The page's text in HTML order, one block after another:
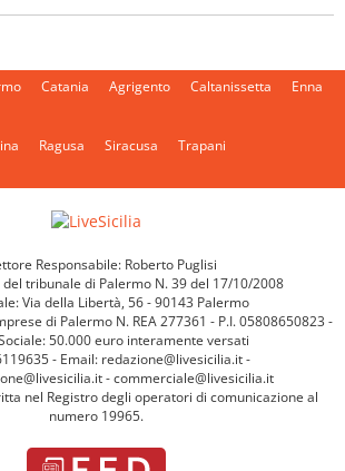
Catania Agrigento Caltanissetta Enna
Ragusa Siracusa Trapani
Responsabile: Roberto Puglisi
tribunale di Palermo N. 39 del 17/10/2008
Via della Libertà, 56 - 90143 Palermo
di Palermo N. REA 277361 - P.I. 05808650823 -
50.000 euro interamente versati
- Email: redazione@livesicilia.it -
- commerciale@livesicilia.it
nel Registro degli operatori di comunicazione al
numero 19965.